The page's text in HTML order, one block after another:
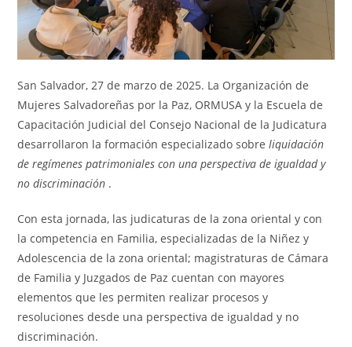
San Salvador, 27 de marzo de 2025. La Organización de
Mujeres Salvadoreñas por la Paz, ORMUSA y la Escuela de
Capacitación Judicial del Consejo Nacional de la Judicatura
desarrollaron la formación especializado sobreliquidación
de regímenes patrimoniales con una perspectiva de igualdad y
no discriminación .
Con esta jornada, las judicaturas de la zona oriental y con
la competencia en Familia, especializadas de la Niñez y
Adolescencia de la zona oriental; magistraturas de Cámara
de Familia y Juzgados de Paz cuentan con mayores
elementos que les permiten realizar procesos y
resoluciones desde una perspectiva de igualdad y no
discriminación.